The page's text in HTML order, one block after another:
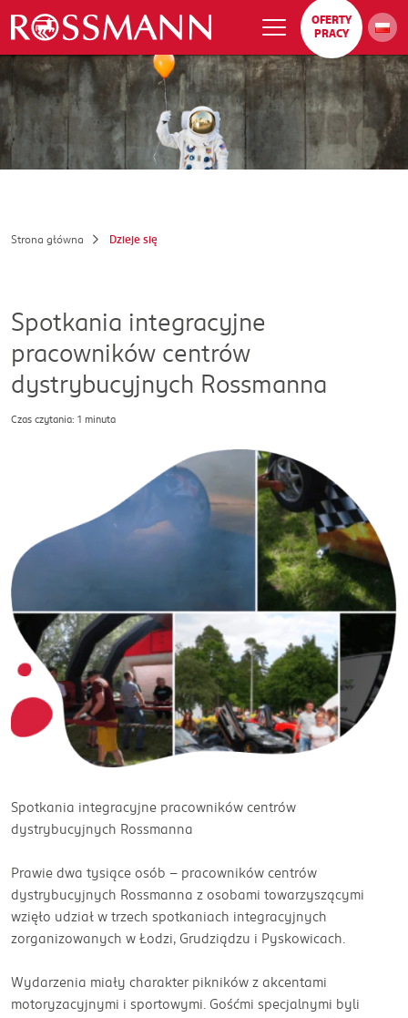
OFERTY
PRACY
Strona główna Dzieje się
Spotkania integracyjne
pracowników centrów
dystrybucyjnych Rossmanna
Czas czytania: 1 minuta
Spotkania integracyjne pracowników centrów
dystrybucyjnych Rossmanna
Prawie dwa tysiące osób – pracowników centrów
dystrybucyjnych Rossmanna z osobami towarzyszącymi
wzięło udział w trzech spotkaniach integracyjnych
zorganizowanych w Łodzi, Grudziądzu i Pyskowicach.
Wydarzenia miały charakter pikników z akcentami
motoryzacyjnymi i sportowymi. Gośćmi specjalnymi byli